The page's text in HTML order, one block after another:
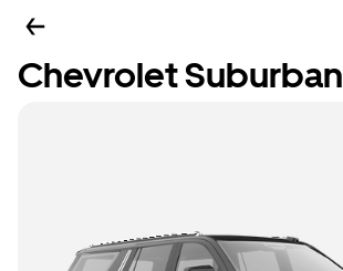
Chevrolet Suburban